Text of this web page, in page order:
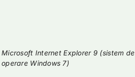
Microsoft Internet Explorer 9 (sistem de
operare Windows 7)